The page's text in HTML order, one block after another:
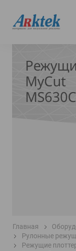
На
главную
MyCut
Главная
Рулонные
Режущие